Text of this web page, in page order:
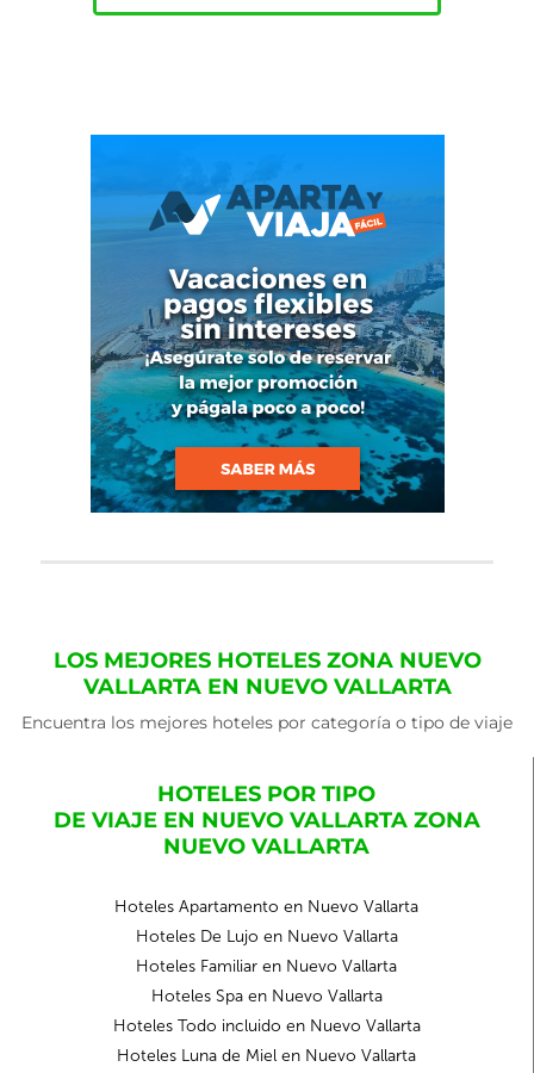
LOS MEJORES HOTELES ZONA NUEVO
VALLARTA EN NUEVO VALLARTA
Encuentra los mejores hoteles por categoría o tipo de viaje
HOTELES POR TIPO
DE VIAJE EN NUEVO VALLARTA ZONA
NUEVO VALLARTA
Hoteles Apartamento en Nuevo Vallarta
Hoteles De Lujo en Nuevo Vallarta
Hoteles Familiar en Nuevo Vallarta
Hoteles Spa en Nuevo Vallarta
Hoteles Todo incluido en Nuevo Vallarta
Hoteles Luna de Miel en Nuevo Vallarta